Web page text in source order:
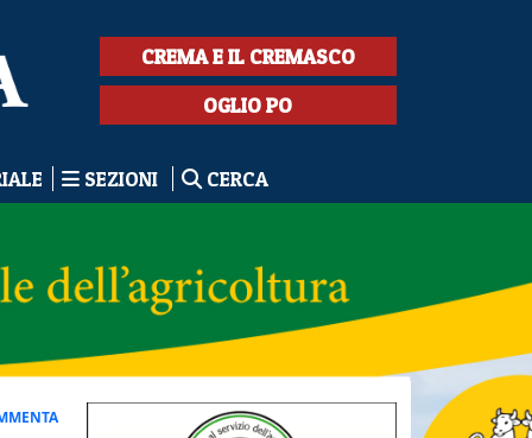
CREMA E IL CREMASCO
OGLIO PO
SEZIONI CERCA